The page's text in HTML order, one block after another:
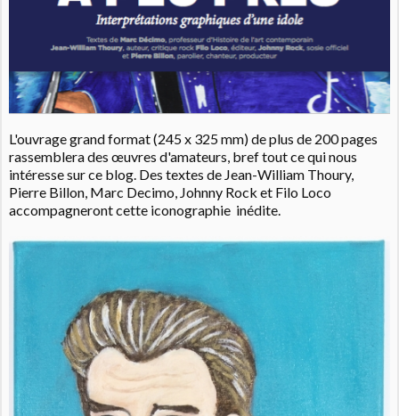
L'ouvrage grand format (245 x 325 mm) de plus de 200 pages
rassemblera des œuvres d'amateurs, bref tout ce qui nous
intéresse sur ce blog. Des textes de Jean-William Thoury,
Pierre Billon, Marc Decimo, Johnny Rock et Filo Loco
accompagneront cette iconographie inédite.